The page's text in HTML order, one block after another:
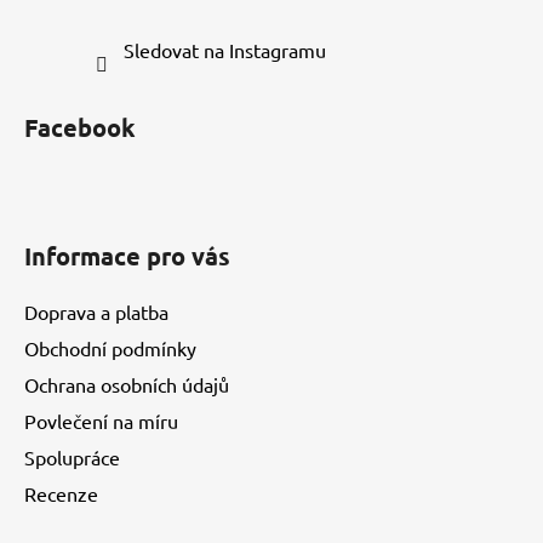
Sledovat na Instagramu
Facebook
Informace pro vás
Doprava a platba
Obchodní podmínky
Ochrana osobních údajů
Povlečení na míru
Spolupráce
Recenze